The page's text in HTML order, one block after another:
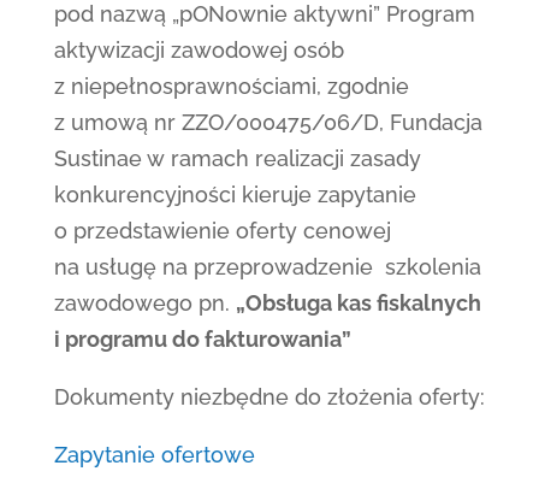
pod nazwą „pONownie aktywni” Program
aktywizacji zawodowej osób
z niepełnosprawnościami, zgodnie
z umową nr ZZO/000475/06/D, Fundacja
Sustinae w ramach realizacji zasady
konkurencyjności kieruje zapytanie
o przedstawienie oferty cenowej
na usługę na przeprowadzenie szkolenia
zawodowego pn. „Obsługa kas fiskalnych
i programu do fakturowania”
Dokumenty niezbędne do złożenia oferty:
Zapytanie ofertowe